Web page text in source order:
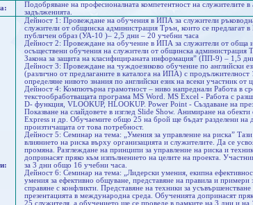
Подобряване на професионалната компетентност на служителите
задълженията.
Дейност 1: Провеждане на обучения в ИПА за служители
служители от общинска администрация Трън, които се предлагат
публичен образ (УА-10 )– 2,5 дни – 20 учебни часа
Дейност 2: Провеждане на обучение в ИПА за служители от обща
осъществени обучения на служители от общинска администрация
Закона за защита на класифицираната информация” (ПП-9) – 1,5
Дейност 3: Провеждане на чуждоезиково обучение по английски
(различно от предлаганите в каталога на ИПА) с
определяне нивото знания по английски език на всеки участник от
Дейност 4: Компютърна грамотност – ниво напреднали Работа в
текстообработващата програма MS Word. MS Excel - Работа с
D- функция, VLOOKUP, HLOOKUP. Power Point - Създаване на
Показване на слайдовете в изглед Slide Show. Анимиране на
Express и др. Обучаемите общо 25 на брой ще бъдат разделени на
произтичащата от това потребност.
Дейност 5: Семинар на тема: „Умения за управление на риска”
влиянието на риска върху организацията и служителите. Да се
промяна. Разглеждане на принципи за управление на риска и
допринасят пряко към изпълнението на целите на проекта.
за 3 дни общо 16 учебни часа.
Дейност 6: Семинар на тема: „Лидерски умения, екипна
умения за ефективно общуване, представяне на правила и
справяне с конфликти. Представяне на техники за
презентацията в международна среда. Обученията допринасят
25 служителя, а обучението ще се проведе в рамките на 3 дни и на